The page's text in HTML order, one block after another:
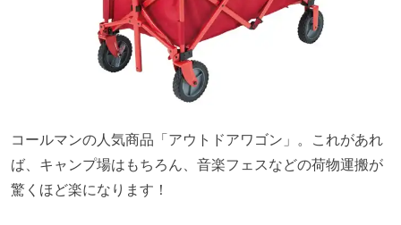
コールマンの人気商品「アウトドアワゴン」。これがあれ
ば、キャンプ場はもちろん、音楽フェスなどの荷物運搬が
驚くほど楽になります！